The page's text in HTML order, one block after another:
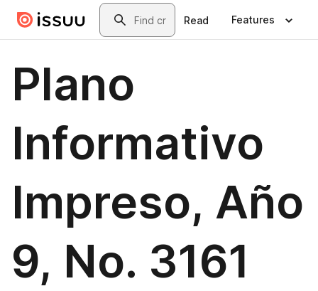
Skip to main contentSearch
Read Features
Plano
Informativo
Impreso, Año
9, No. 3161